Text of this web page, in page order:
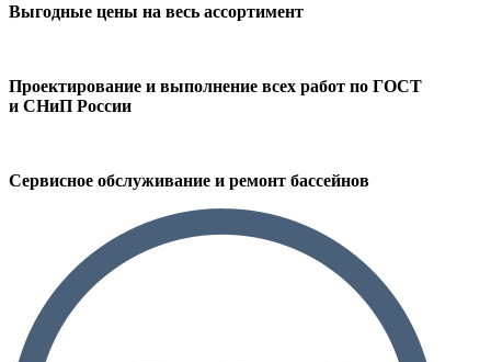
Выгодные цены на весь ассортимент
Проектирование и выполнение всех работ по ГОСТ
и СНиП России
Сервисное обслуживание и ремонт бассейнов